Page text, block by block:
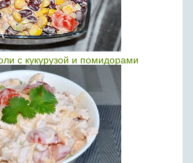
с кукурузой и помидорами